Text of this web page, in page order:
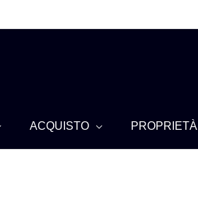
ACQUISTO PROPRIETÀ